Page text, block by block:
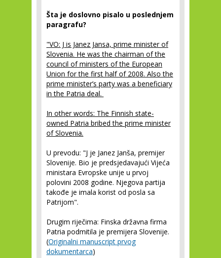
Šta je doslovno pisalo u poslednjem
paragrafu?
"VO: J is Janez Jansa, prime minister of
Slovenia. He was the chairman of the
council of ministers of the European
Union for the first half of 2008. Also the
prime minister’s party was a beneficiary
in the Patria deal.
In other words: The Finnish state-
owned Patria bribed the prime minister
of Slovenia.
U prevodu: "J je Janez Janša, premijer
Slovenije. Bio je predsjedavajući Vijeća
ministara Evropske unije u prvoj
polovini 2008 godine. Njegova partija
takođe je imala korist od posla sa
Patrijom".
Drugim riječima: Finska državna firma
Patria podmitila je premijera Slovenije.
(Originalni manuscript prvog
dokumentarca)